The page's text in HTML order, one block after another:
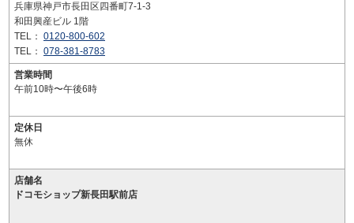
兵庫県神戸市長田区四番町7-1-3
和田興産ビル 1階
TEL： 0120-800-602
TEL： 078-381-8783
営業時間
午前10時〜午後6時
定休日
無休
店舗名
ドコモショップ新長田駅前店